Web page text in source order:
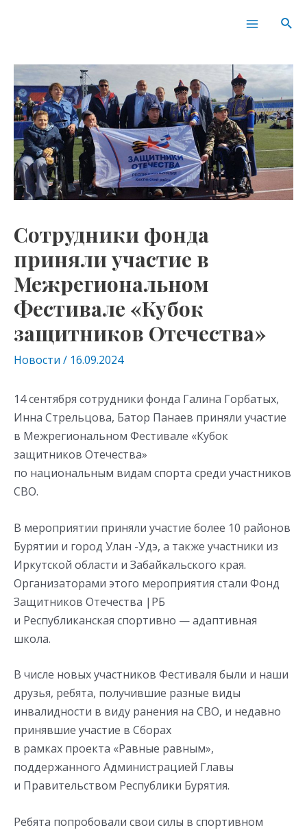
Main
Сотрудники фонда
приняли участие в
Межрегиональном
Фестивале «Кубок
защитников Отечества»
Новости / 16.09.2024
14 сентября сотрудники фонда Галина Горбатых,
Инна Стрельцова, Батор Панаев приняли участие
в Межрегиональном Фестивале «Кубок
защитников Отечества»
по национальным видам спорта среди участников
СВО.
В мероприятии приняли участие более 10 районов
Бурятии и город Улан -Удэ, а также участники из
Иркутской области и Забайкальского края.
Организаторами этого мероприятия стали Фонд
Защитников Отечества |РБ
и Республиканская спортивно — адаптивная
школа.
В числе новых участников Фестиваля были и наши
друзья, ребята, получившие разные виды
инвалидности в виду ранения на СВО, и недавно
принявшие участие в Сборах
в рамках проекта «Равные равным»,
поддержанного Администрацией Главы
и Правительством Республики Бурятия.
Ребята попробовали свои силы в спортивном